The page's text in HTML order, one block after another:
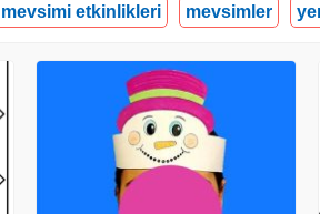
mevsimi etkinlikleri mevsimler